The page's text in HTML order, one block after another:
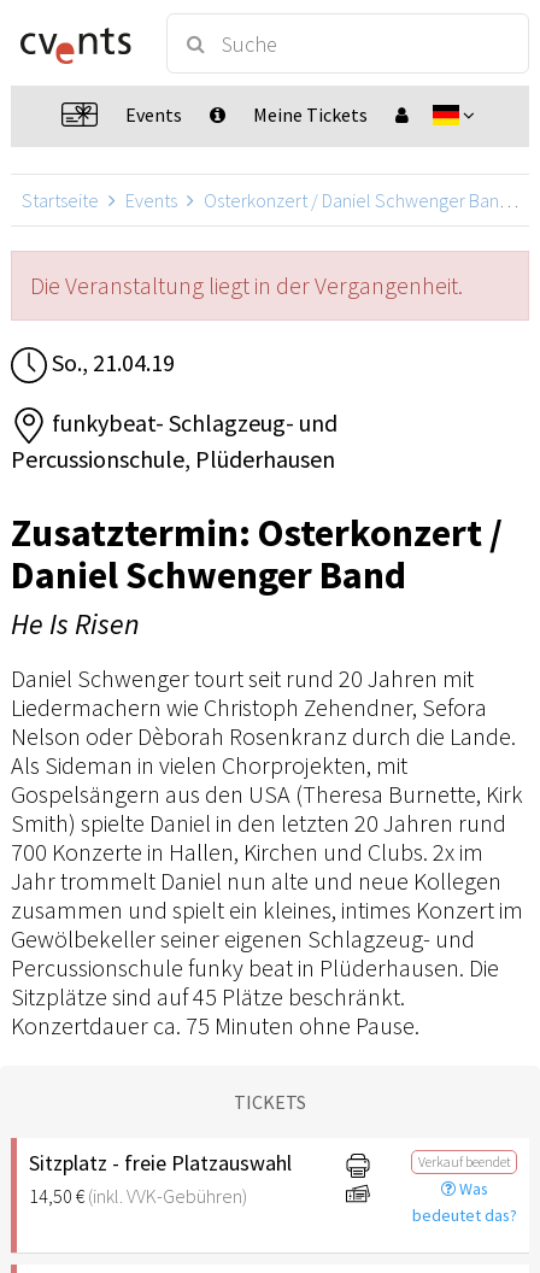
Events Meine Tickets
Startseite Events Osterkonzert / Daniel Schwenger Band
Die Veranstaltung liegt in der Vergangenheit.
So., 21.04.19
funkybeat- Schlagzeug- und
Percussionschule, Plüderhausen
Zusatztermin: Osterkonzert /
Daniel Schwenger Band
He Is Risen
Daniel Schwenger tourt seit rund 20 Jahren mit
Liedermachern wie Christoph Zehendner, Sefora
Nelson oder Dèborah Rosenkranz durch die Lande.
Als Sideman in vielen Chorprojekten, mit
Gospelsängern aus den USA (Theresa Burnette, Kirk
Smith) spielte Daniel in den letzten 20 Jahren rund
700 Konzerte in Hallen, Kirchen und Clubs. 2x im
Jahr trommelt Daniel nun alte und neue Kollegen
zusammen und spielt ein kleines, intimes Konzert im
Gewölbekeller seiner eigenen Schlagzeug- und
Percussionschule funky beat in Plüderhausen. Die
Sitzplätze sind auf 45 Plätze beschränkt.
Konzertdauer ca. 75 Minuten ohne Pause.
TICKETS
Sitzplatz - freie Platzauswahl
14,50 €(inkl. VVK-Gebühren)
Verkauf beendet
Was
bedeutet das?